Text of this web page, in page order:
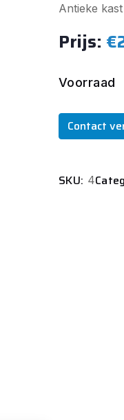
Antieke kast
Prijs:
Voorraad
Contact
SKU: 4